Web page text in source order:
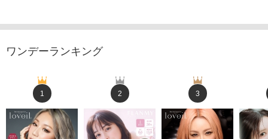
ワンデーランキング
1 2 3